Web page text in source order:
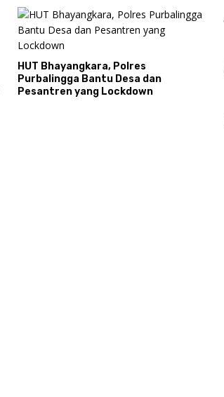
HUT Bhayangkara, Polres
Purbalingga Bantu Desa dan
Pesantren yang Lockdown